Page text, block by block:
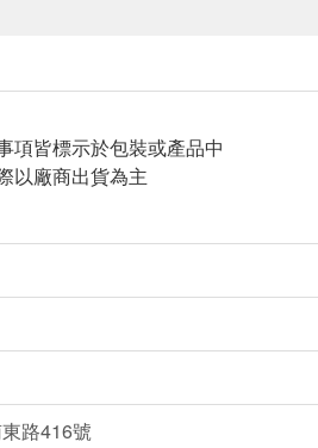
項皆標示於包裝或產品中
以廠商出貨為主
路416號